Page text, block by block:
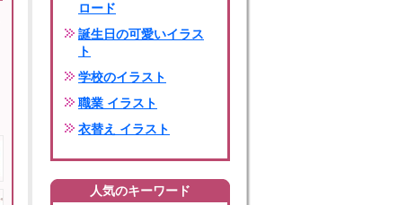
ロード
誕生日の可愛いイラス
ト
学校のイラスト
職業 イラスト
衣替え イラスト
人気のキーワード